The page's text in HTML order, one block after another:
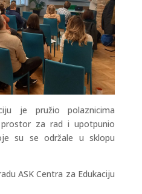
je pružio polaznicima
za rad i upotpunio
su se održale u sklopu
ASK Centra za Edukaciju